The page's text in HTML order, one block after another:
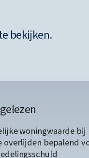
bekijken.
woningwaarde bij
overlijden bepalend